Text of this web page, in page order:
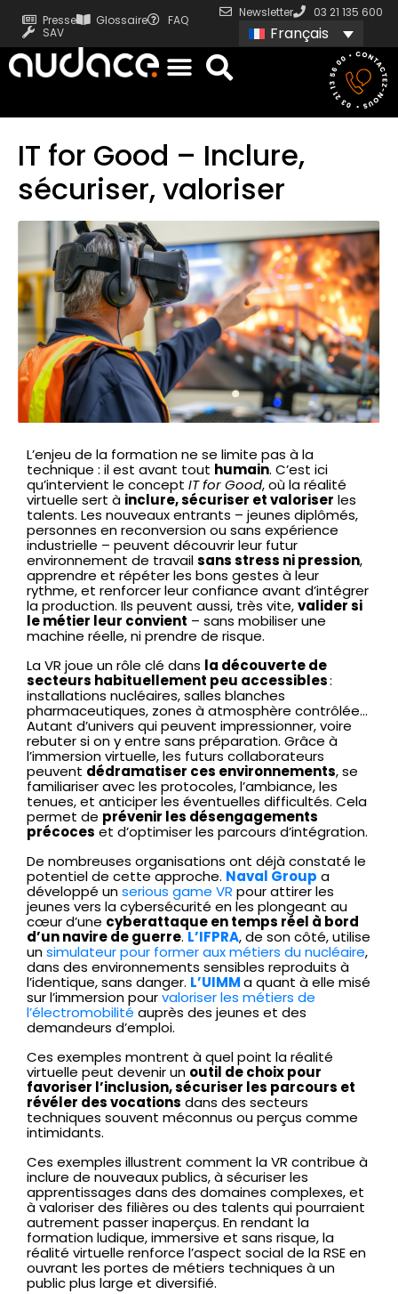
Presse Glossaire
FAQ
SAV
Newsletter 03 21 135 600
Français
IT for Good – Inclure,
sécuriser, valoriser
L’enjeu de la formation ne se limite pas à la
technique : il est avant tout humain. C’est ici
qu’intervient le concept IT for Good, où la réalité
virtuelle sert à inclure, sécuriser et valoriser les
talents. Les nouveaux entrants – jeunes diplômés,
personnes en reconversion ou sans expérience
industrielle – peuvent découvrir leur futur
environnement de travailsans stress ni pression,
apprendre et répéter les bons gestes à leur
rythme, et renforcer leur confiance avant d’intégrer
la production. Ils peuvent aussi, très vite,valider si
le métier leur convient – sans mobiliser une
machine réelle, ni prendre de risque.
La VR joue un rôle clé dans la découverte de
secteurs habituellement peu accessibles:
installations nucléaires, salles blanches
pharmaceutiques, zones à atmosphère contrôlée…
Autant d’univers qui peuvent impressionner, voire
rebuter si on y entre sans préparation. Grâce à
l’immersion virtuelle, les futurs collaborateurs
peuvent dédramatiser ces environnements, se
familiariser avec les protocoles, l’ambiance, les
tenues, et anticiper les éventuelles difficultés. Cela
permet de prévenir les désengagements
précoces et d’optimiser les parcours d’intégration.
De nombreuses organisations ont déjà constaté le
potentiel de cette approche. Naval Group a
développé unserious game VR pour attirer les
jeunes vers la cybersécurité en les plongeant au
cœur d’une cyberattaque en temps réel à bord
d’un navire de guerre. L’IFPRA, de son côté, utilise
unsimulateur pour former aux métiers du nucléaire,
dans des environnements sensibles reproduits à
l’identique, sans danger. L’UIMMa quant à elle misé
sur l’immersion pourvaloriser les métiers de
l’électromobilité auprès des jeunes et des
demandeurs d’emploi.
Ces exemples montrent à quel point la réalité
virtuelle peut devenir un outil de choix pour
favoriser l’inclusion, sécuriser les parcours et
révéler des vocations dans des secteurs
techniques souvent méconnus ou perçus comme
intimidants.
Ces exemples illustrent comment la VR contribue à
inclure de nouveaux publics, à sécuriser les
apprentissages dans des domaines complexes, et
à valoriser des filières ou des talents qui pourraient
autrement passer inaperçus. En rendant la
formation ludique, immersive et sans risque, la
réalité virtuelle renforce l’aspect social de la RSE en
ouvrant les portes de métiers techniques à un
public plus large et diversifié.